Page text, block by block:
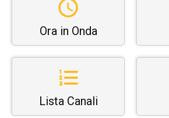
Ora in Onda
Lista Canali